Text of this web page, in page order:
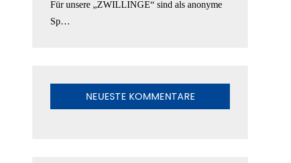
Für unsere „ZWILLINGE“ sind als anonyme
Sp…
NEUESTE KOMMENTARE